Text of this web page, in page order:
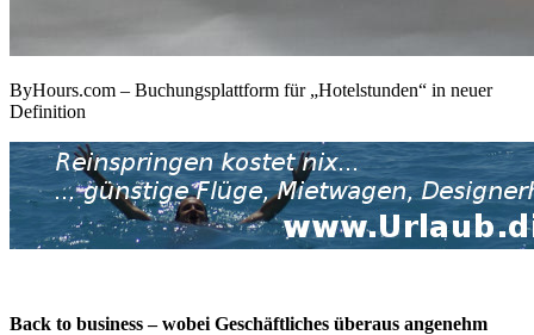
ByHours.com – Buchungsplattform für „Hotelstunden“ in neuer
Definition
Back to business – wobei Geschäftliches überaus angenehm